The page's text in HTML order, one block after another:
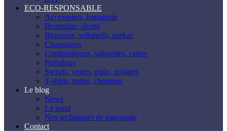
ECO-RESPONSABLE
Accessoires, bagagerie
Bermudas, shorts
Blousons, softshells, parkas
Chaussures
Combinaisons, salopettes, cottes
Pantalons
Sweats, vestes, pulls, polaires
T-shirts, polos, chemises
Le blog
News
La team
Nos techniques de marquage
Contact